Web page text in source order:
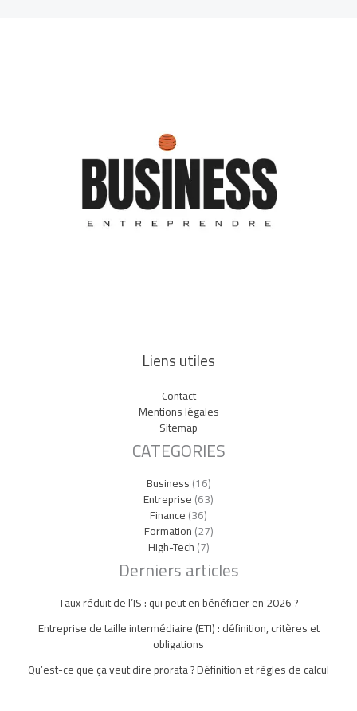
Liens utiles
Contact
Mentions légales
Sitemap
CATEGORIES
Business(16)
Entreprise(63)
Finance(36)
Formation(27)
High-Tech(7)
Derniers articles
Taux réduit de l’IS : qui peut en bénéficier en 2026 ?
Entreprise de taille intermédiaire (ETI) : définition, critères et
obligations
Qu’est-ce que ça veut dire prorata ? Définition et règles de calcul